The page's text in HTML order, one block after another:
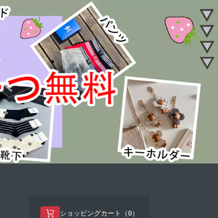
ショッピングカート（ 0）